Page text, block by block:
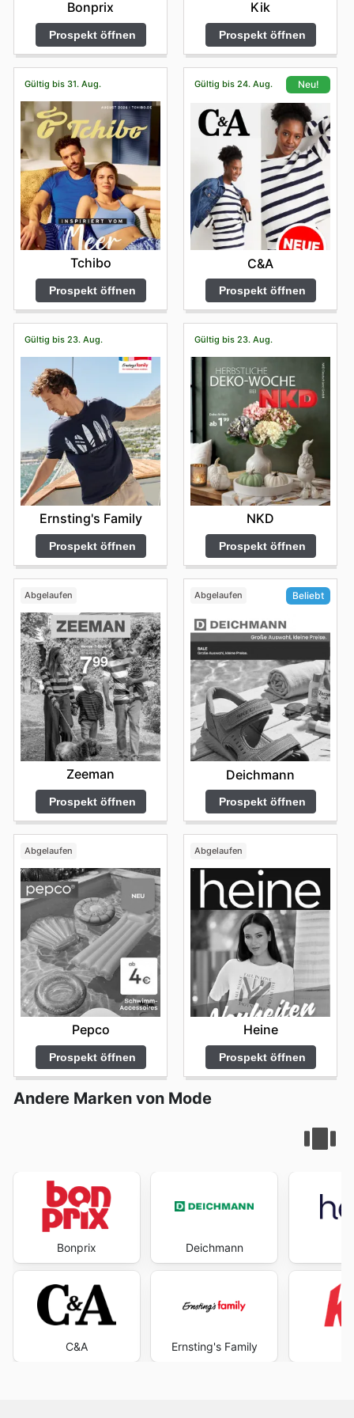
Bonprix
Prospekt öffnen
Kik
Prospekt öffnen
Gültig bis 31. Aug.
Tchibo
Prospekt öffnen
Gültig bis 24. Aug. Neu!
C&A
Prospekt öffnen
Gültig bis 23. Aug.
Ernsting's Family
Prospekt öffnen
Gültig bis 23. Aug.
NKD
Prospekt öffnen
Abgelaufen
Zeeman
Prospekt öffnen
Abgelaufen Beliebt
Deichmann
Prospekt öffnen
Abgelaufen
Pepco
Prospekt öffnen
Abgelaufen
Heine
Prospekt öffnen
Andere Marken von Mode
Bonprix
C&A
Deichmann
Ernsting's Family